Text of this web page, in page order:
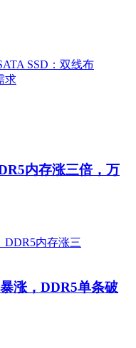
内存涨三倍，万
涨，DDR5单条破